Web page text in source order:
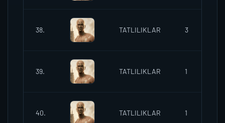
38. TATLILIKLAR 3
39. TATLILIKLAR 1
40. TATLILIKLAR 1